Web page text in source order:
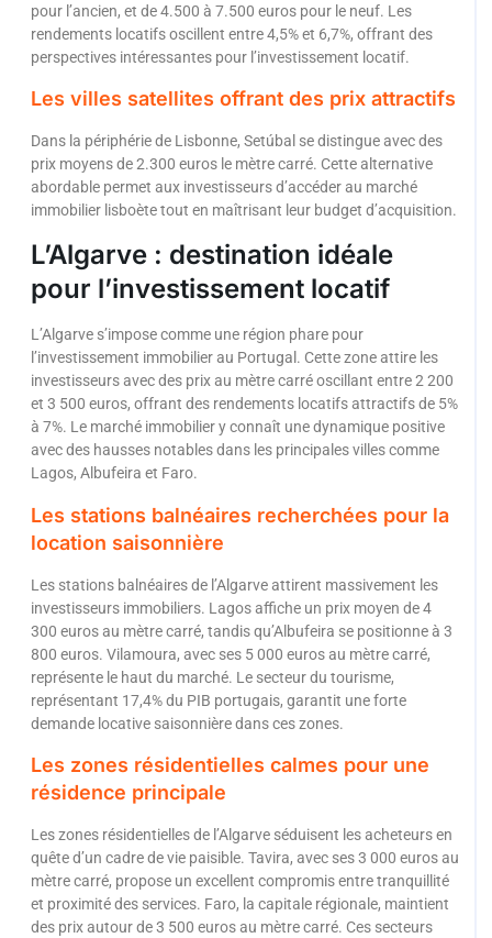
pour l’ancien, et de 4.500 à 7.500 euros pour le neuf. Les
rendements locatifs oscillent entre 4,5% et 6,7%, offrant des
perspectives intéressantes pour l’investissement locatif.
Les villes satellites offrant des prix attractifs
Dans la périphérie de Lisbonne, Setúbal se distingue avec des
prix moyens de 2.300 euros le mètre carré. Cette alternative
abordable permet aux investisseurs d’accéder au marché
immobilier lisboète tout en maîtrisant leur budget d’acquisition.
L’Algarve : destination idéale
pour l’investissement locatif
L’Algarve s’impose comme une région phare pour
l’investissement immobilier au Portugal. Cette zone attire les
investisseurs avec des prix au mètre carré oscillant entre 2 200
et 3 500 euros, offrant des rendements locatifs attractifs de 5%
à 7%. Le marché immobilier y connaît une dynamique positive
avec des hausses notables dans les principales villes comme
Lagos, Albufeira et Faro.
Les stations balnéaires recherchées pour la
location saisonnière
Les stations balnéaires de l’Algarve attirent massivement les
investisseurs immobiliers. Lagos affiche un prix moyen de 4
300 euros au mètre carré, tandis qu’Albufeira se positionne à 3
800 euros. Vilamoura, avec ses 5 000 euros au mètre carré,
représente le haut du marché. Le secteur du tourisme,
représentant 17,4% du PIB portugais, garantit une forte
demande locative saisonnière dans ces zones.
Les zones résidentielles calmes pour une
résidence principale
Les zones résidentielles de l’Algarve séduisent les acheteurs en
quête d’un cadre de vie paisible. Tavira, avec ses 3 000 euros au
mètre carré, propose un excellent compromis entre tranquillité
et proximité des services. Faro, la capitale régionale, maintient
des prix autour de 3 500 euros au mètre carré. Ces secteurs